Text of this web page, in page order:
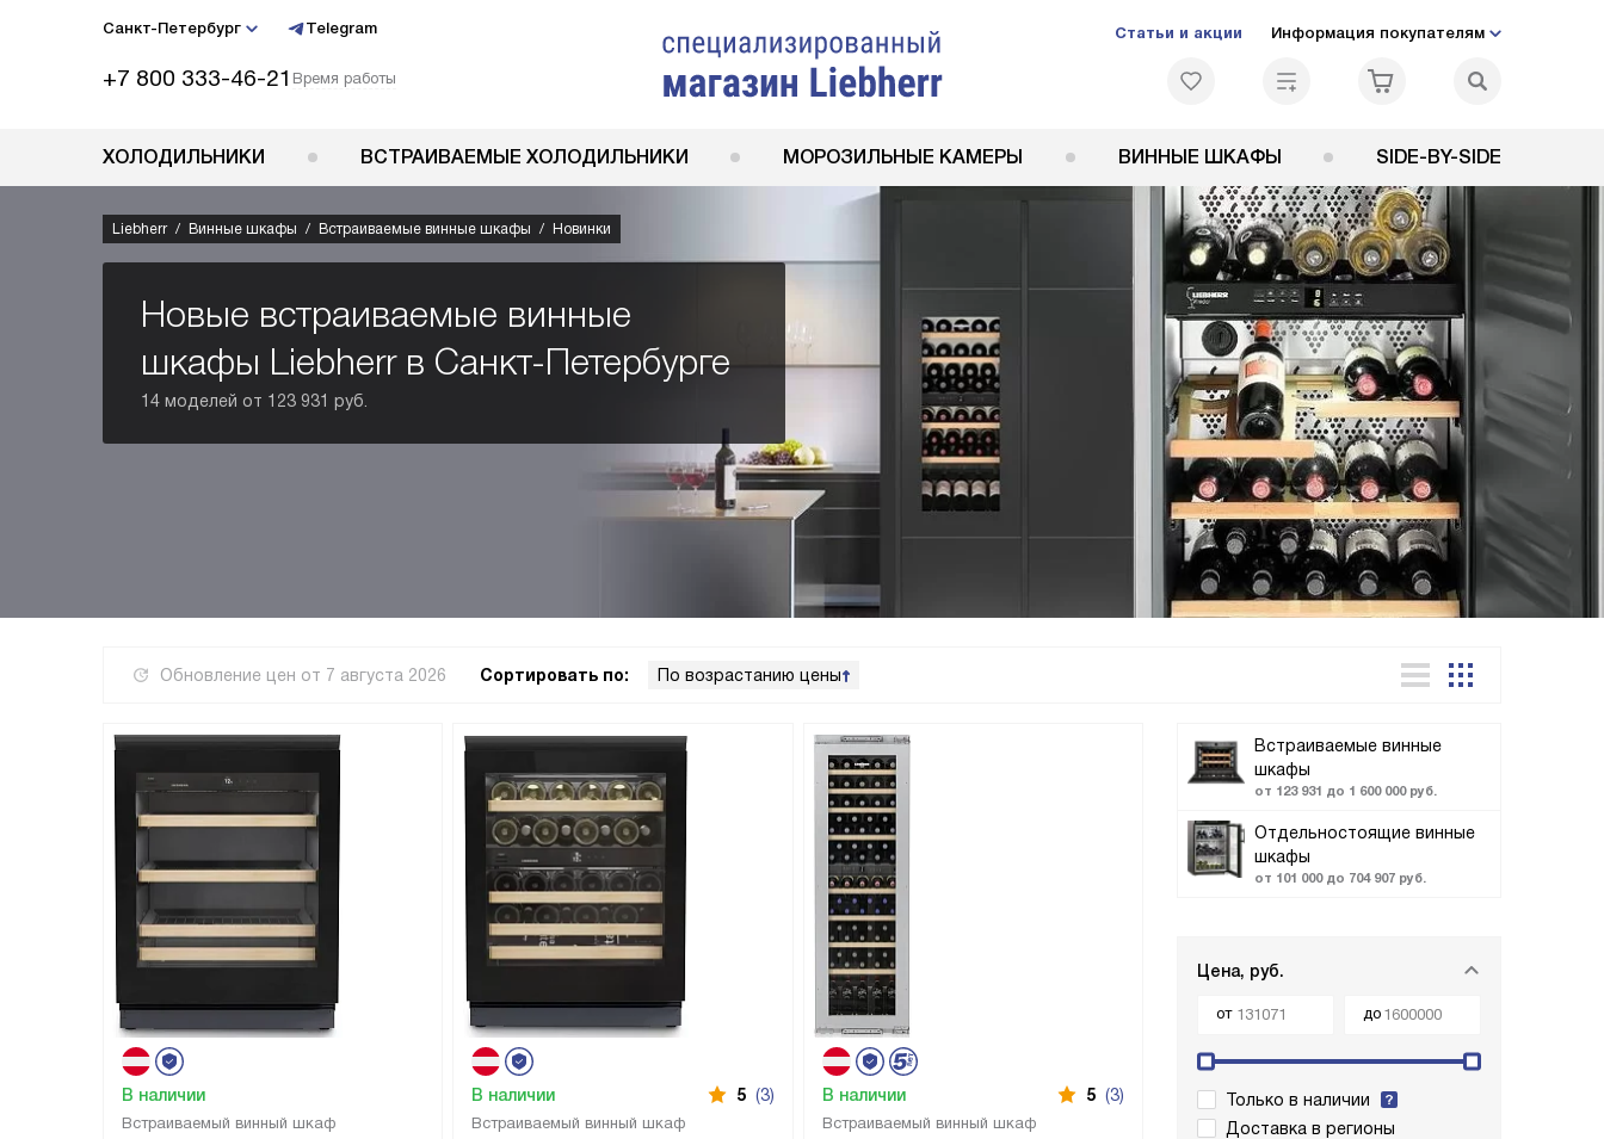
Санкт-Петербург Telegram
+7 800 333-46-21 Время работы
Статьи и акции Информация покупателям
ХОЛОДИЛЬНИКИ ВСТРАИВАЕМЫЕ ХОЛОДИЛЬНИКИ МОРОЗИЛЬНЫЕ КАМЕРЫ ВИННЫЕ ШКАФЫ SIDE-BY-SIDE
Liebherr Винные шкафы Встраиваемые винные шкафы Новинки
Новые встраиваемые винные
шкафы Liebherr в Санкт-Петербурге
14 моделей от 123 931 руб.
Обновление цен от 7 августа 2026 Сортировать по: По возрастанию цены
Встраиваемые винные
шкафы
от 123 931 до 1 600 000 руб.
Отдельностоящие винные
шкафы
от 101 000 до 704 907 руб.
Цена, руб.
от до
Только в наличии
Доставка в регионы
Встраиваемый винный шкаф
В наличии
Встраиваемый винный шкаф
В наличии 5 (3)
Встраиваемый винный шкаф
В наличии 5 (3)